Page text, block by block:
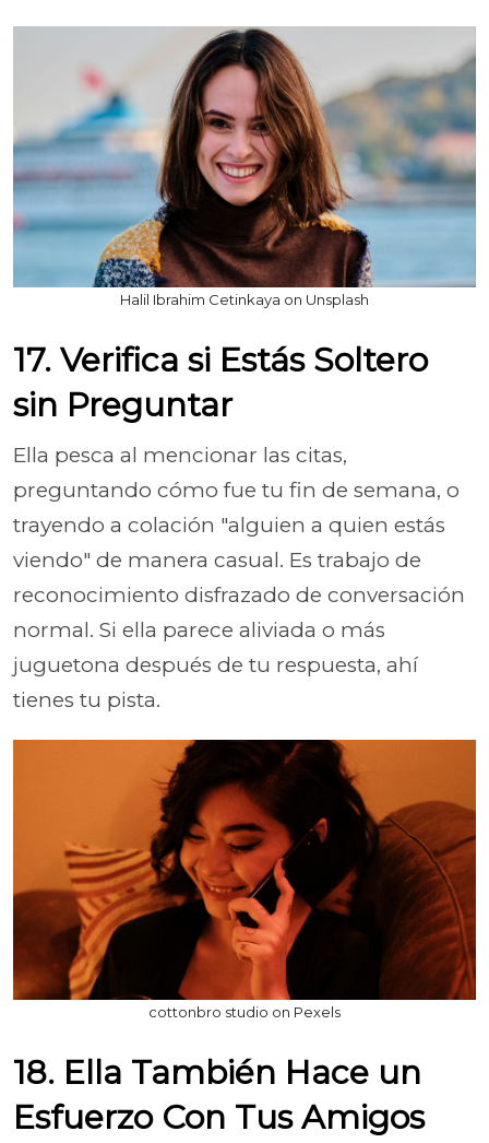
Halil Ibrahim Cetinkaya on Unsplash
17. Verifica si Estás Soltero
sin Preguntar
Ella pesca al mencionar las citas,
preguntando cómo fue tu fin de semana, o
trayendo a colación "alguien a quien estás
viendo" de manera casual. Es trabajo de
reconocimiento disfrazado de conversación
normal. Si ella parece aliviada o más
juguetona después de tu respuesta, ahí
tienes tu pista.
cottonbro studio on Pexels
18. Ella También Hace un
Esfuerzo Con Tus Amigos